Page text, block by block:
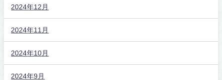
2024年12月
2024年11月
2024年10月
2024年9月